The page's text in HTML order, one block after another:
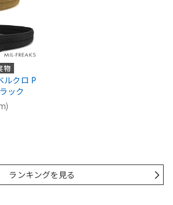
物
クロ P
ック
ランキングを見る